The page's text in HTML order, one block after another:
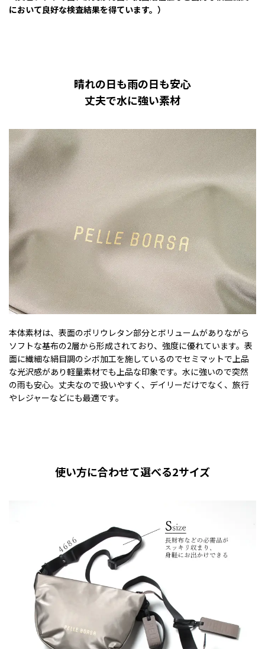
において良好な検査結果を得ています。）
晴れの日も雨の日も安心
丈夫で水に強い素材
本体素材は、表面のポリウレタン部分とボリュームがありながら
ソフトな基布の2層から形成されており、強度に優れています。表
面に繊細な絹目調のシボ加工を施しているのでセミマットで上品
な光沢感があり軽量素材でも上品な印象です。水に強いので突然
の雨も安心。丈夫なので扱いやすく、デイリーだけでなく、旅行
やレジャーなどにも最適です。
使い方に合わせて選べる2サイズ